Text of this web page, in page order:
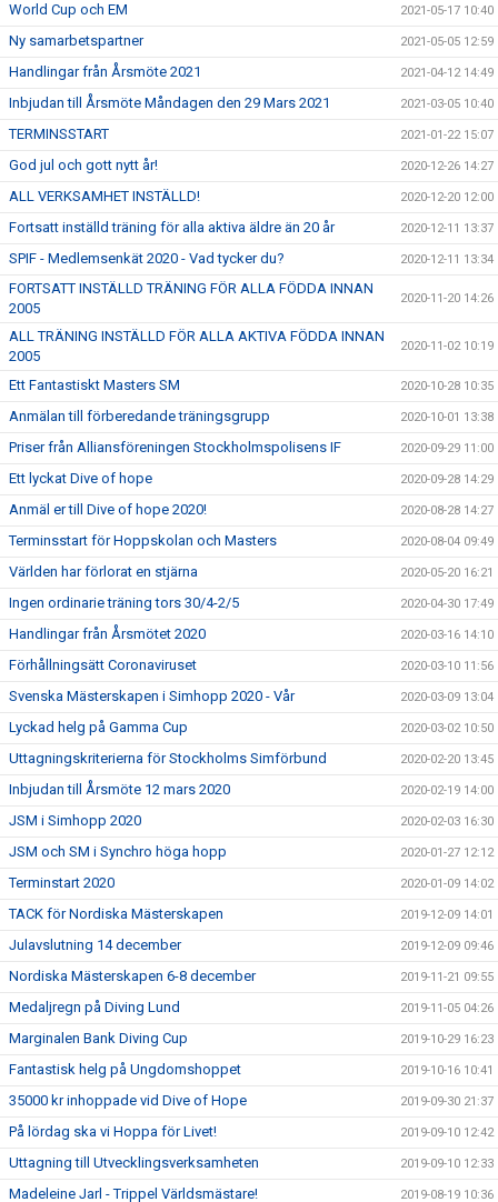
World Cup och EM 2021-05-17 10:40
Ny samarbetspartner 2021-05-05 12:59
Handlingar från Årsmöte 2021 2021-04-12 14:49
Inbjudan till Årsmöte Måndagen den 29 Mars 2021 2021-03-05 10:40
TERMINSSTART 2021-01-22 15:07
God jul och gott nytt år! 2020-12-26 14:27
ALL VERKSAMHET INSTÄLLD! 2020-12-20 12:00
Fortsatt inställd träning för alla aktiva äldre än 20 år 2020-12-11 13:37
SPIF - Medlemsenkät 2020 - Vad tycker du? 2020-12-11 13:34
FORTSATT INSTÄLLD TRÄNING FÖR ALLA FÖDDA INNAN
2005
2020-11-20 14:26
ALL TRÄNING INSTÄLLD FÖR ALLA AKTIVA FÖDDA INNAN
2005
2020-11-02 10:19
Ett Fantastiskt Masters SM 2020-10-28 10:35
Anmälan till förberedande träningsgrupp 2020-10-01 13:38
Priser från Alliansföreningen Stockholmspolisens IF 2020-09-29 11:00
Ett lyckat Dive of hope 2020-09-28 14:29
Anmäl er till Dive of hope 2020! 2020-08-28 14:27
Terminsstart för Hoppskolan och Masters 2020-08-04 09:49
Världen har förlorat en stjärna 2020-05-20 16:21
Ingen ordinarie träning tors 30/4-2/5 2020-04-30 17:49
Handlingar från Årsmötet 2020 2020-03-16 14:10
Förhållningsätt Coronaviruset 2020-03-10 11:56
Svenska Mästerskapen i Simhopp 2020 - Vår 2020-03-09 13:04
Lyckad helg på Gamma Cup 2020-03-02 10:50
Uttagningskriterierna för Stockholms Simförbund 2020-02-20 13:45
Inbjudan till Årsmöte 12 mars 2020 2020-02-19 14:00
JSM i Simhopp 2020 2020-02-03 16:30
JSM och SM i Synchro höga hopp 2020-01-27 12:12
Terminstart 2020 2020-01-09 14:02
TACK för Nordiska Mästerskapen 2019-12-09 14:01
Julavslutning 14 december 2019-12-09 09:46
Nordiska Mästerskapen 6-8 december 2019-11-21 09:55
Medaljregn på Diving Lund 2019-11-05 04:26
Marginalen Bank Diving Cup 2019-10-29 16:23
Fantastisk helg på Ungdomshoppet 2019-10-16 10:41
35000 kr inhoppade vid Dive of Hope 2019-09-30 21:37
På lördag ska vi Hoppa för Livet! 2019-09-10 12:42
Uttagning till Utvecklingsverksamheten 2019-09-10 12:33
Madeleine Jarl - Trippel Världsmästare! 2019-08-19 10:36